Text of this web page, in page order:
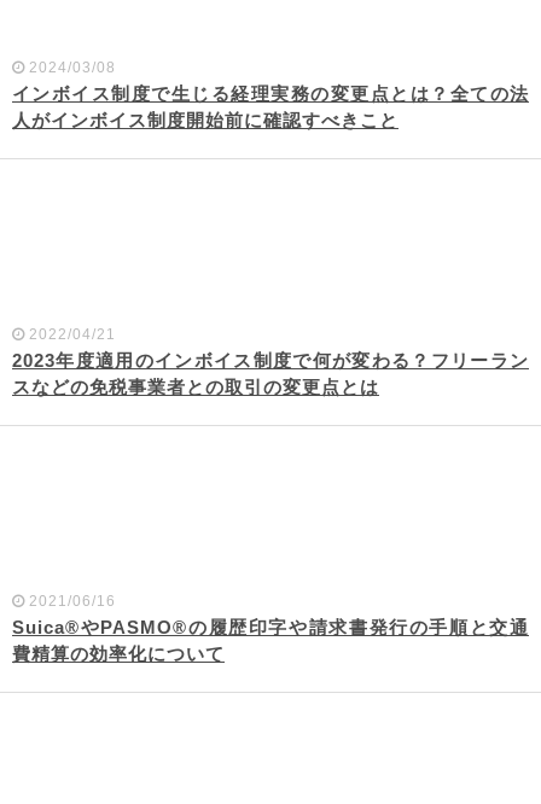
2024/03/08
インボイス制度で生じる経理実務の変更点とは？全ての法
人がインボイス制度開始前に確認すべきこと
2022/04/21
2023年度適用のインボイス制度で何が変わる？フリーラン
スなどの免税事業者との取引の変更点とは
2021/06/16
Suica®やPASMO®の履歴印字や請求書発行の手順と交通
費精算の効率化について